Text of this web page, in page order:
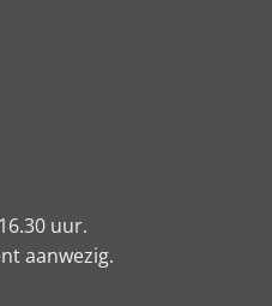
uur.
aanwezig.